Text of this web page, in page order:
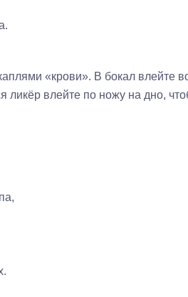
«крови». В бокал влейте
ликёр влейте по ножу на дно,